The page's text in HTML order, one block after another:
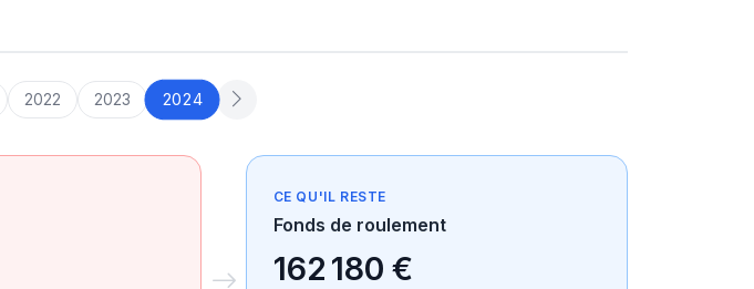
2022 2023 2024
CE QU'IL RESTE
Fonds de roulement
162 180 €